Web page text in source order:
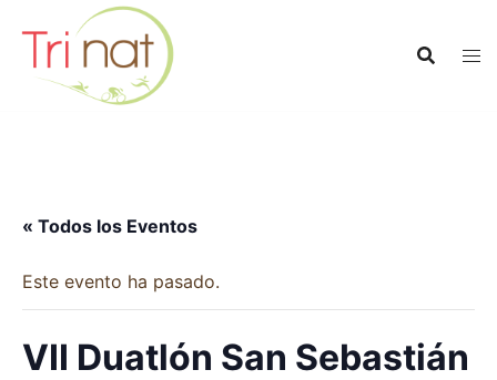
contenido
« Todos los Eventos
Este evento ha pasado.
VII Duatlón San Sebastián